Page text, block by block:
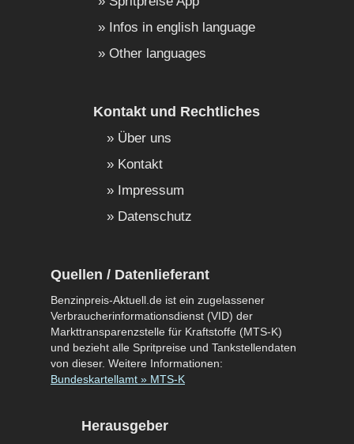
Infos in english language
Other languages
Kontakt und Rechtliches
Über uns
Kontakt
Impressum
Datenschutz
Quellen / Datenlieferant
Benzinpreis-Aktuell.de ist ein zugelassener
Verbraucherinformationsdienst (VID) der
Markttransparenzstelle für Kraftstoffe (MTS-K)
und bezieht alle Spritpreise und Tankstellendaten
von dieser. Weitere Informationen:
Bundeskartellamt » MTS-K
Herausgeber